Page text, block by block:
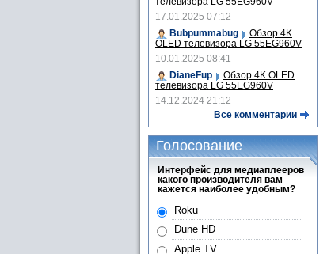
телевизора LG 55EG960V
17.01.2025 07:12
Bubpummabug
Обзор 4K
OLED телевизора LG 55EG960V
10.01.2025 08:41
DianeFup
Обзор 4K OLED
телевизора LG 55EG960V
14.12.2024 21:12
Все комментарии
Голосование
Интерфейс для медиаплееров
какого производителя вам
кажется наиболее удобным?
Roku
Dune HD
Apple TV